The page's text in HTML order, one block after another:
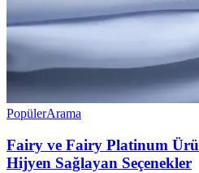
PopülerArama
Fairy ve Fairy Platinum
Hijyen Sağlayan Seçenekler